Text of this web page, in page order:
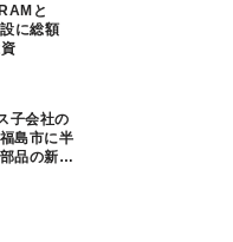
に総額
島市に半
品の新工